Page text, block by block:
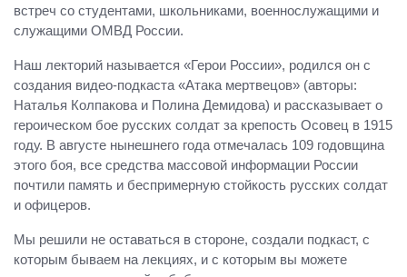
встреч со студентами, школьниками, военнослужащими и
служащими ОМВД России.
Наш лекторий называется «Герои России», родился он с
создания видео-подкаста «Атака мертвецов» (авторы:
Наталья Колпакова и Полина Демидова) и рассказывает о
героическом бое русских солдат за крепость Осовец в 1915
году. В августе нынешнего года отмечалась 109 годовщина
этого боя, все средства массовой информации России
почтили память и беспримерную стойкость русских солдат
и офицеров.
Мы решили не оставаться в стороне, создали подкаст, с
которым бываем на лекциях, и с которым вы можете